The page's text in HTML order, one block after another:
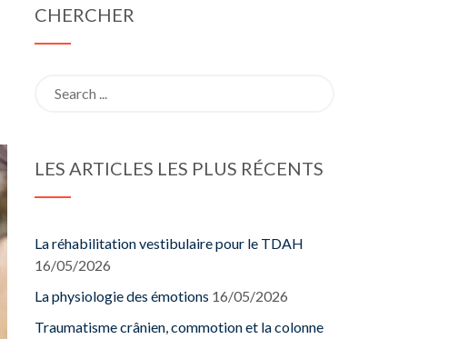
CHERCHER
LES ARTICLES LES PLUS RÉCENTS
La réhabilitation vestibulaire pour le TDAH
16/05/2026
La physiologie des émotions 16/05/2026
Traumatisme crânien, commotion et la colonne